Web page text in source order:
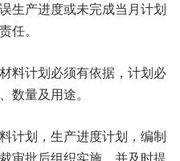
生产进度或未完成当月计划
任。
料计划必须有依据，计划必
数量及用途。
计划，生产进度计划，编制